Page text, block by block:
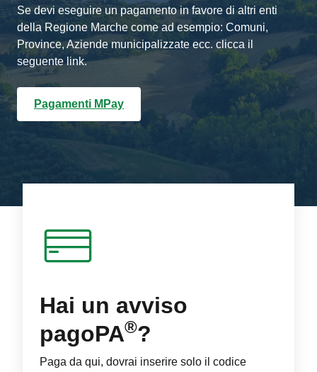
Se devi eseguire un pagamento in favore di altri enti
della Regione Marche come ad esempio: Comuni,
Province, Aziende municipalizzate ecc. clicca il
seguente link.
Pagamenti MPay
Hai un avviso
pagoPA®?
Paga da qui, dovrai inserire solo il codice